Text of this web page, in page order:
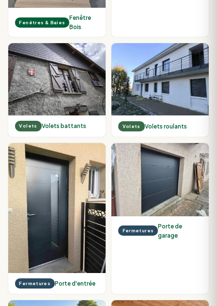
Fenêtres & Baies
Fenêtre
Bois
Volets Volets battants Volets Volets roulants
Fermetures Porte d'entrée
Fermetures
Porte de
garage